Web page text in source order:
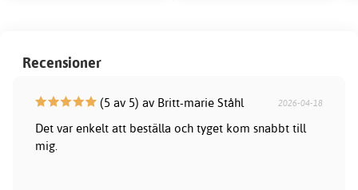
Recensioner
(5 av 5) av Britt-marie Ståhl 2026-04-18
Det var enkelt att beställa och tyget kom snabbt till
mig.